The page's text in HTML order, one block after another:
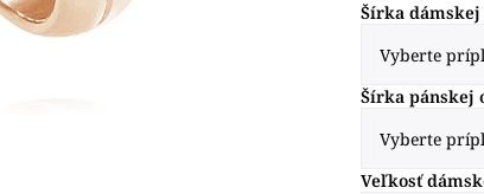
Šírka
Šírka pánskej
Veľkosť